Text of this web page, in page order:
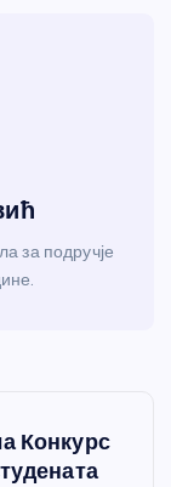
за подручје
Конкурс